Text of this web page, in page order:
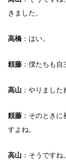
きました。
高橋 ：はい。
頼藤 ：僕たちも自
高山 ：やりました
頼藤 ：そのとき
すよね。
高山 ：そうですね。